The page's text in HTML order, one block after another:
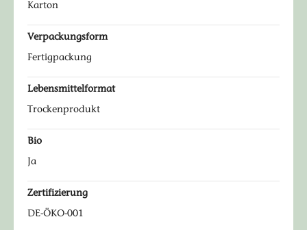
Karton
Verpackungsform
Fertigpackung
Lebensmittelformat
Trockenprodukt
Bio
Ja
Zertifizierung
DE-ÖKO-001